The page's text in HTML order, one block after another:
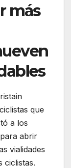
más
que
a los
abrir
vialidades
ciclistas.